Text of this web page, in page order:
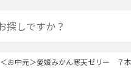
＜お中元＞愛媛みかん寒天ゼリー ７